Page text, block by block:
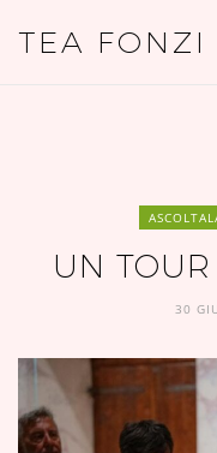
TEA FONZI
UN
30